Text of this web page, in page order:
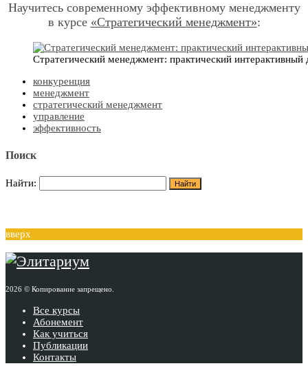
Научитесь современному эффективному менеджменту
в курсе «Стратегический менеджмент»:
Стратегический менеджмент: практический
конкуренция
менеджмент
стратегический менеджмент
управление
эффективность
Поиск
Найти:
вверх
2026 © Копирование запрещено.
Все курсы
Абонемент
Как учиться
Публикации
Контакты